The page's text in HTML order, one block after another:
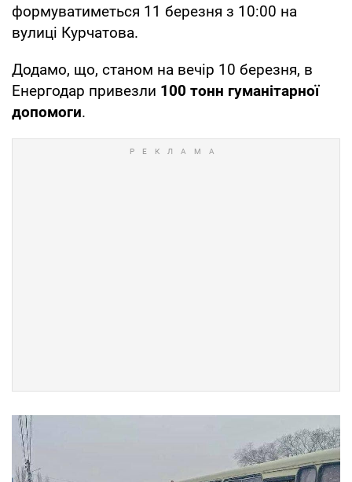
формуватиметься 11 березня з 10:00 на
вулиці Курчатова.
Додамо, що, станом на вечір 10 березня, в
Енергодар привезли 100 тонн гуманітарної
допомоги.